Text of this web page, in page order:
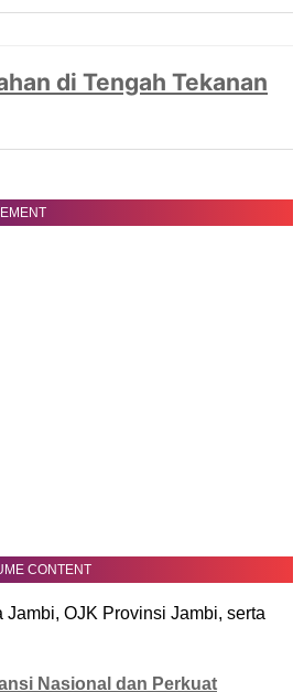
di Tengah Tekanan
CONTENT
OJK Provinsi Jambi, serta
Nasional dan Perkuat